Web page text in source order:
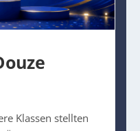
Klassen stellten